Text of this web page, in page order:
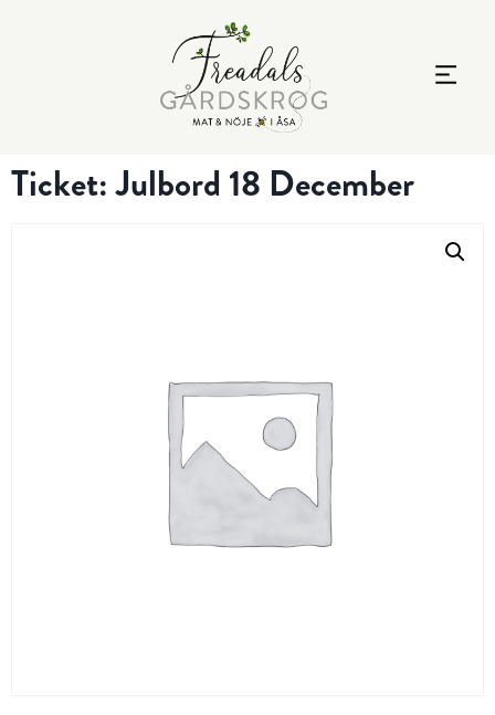
Ticket: Julbord 18 December